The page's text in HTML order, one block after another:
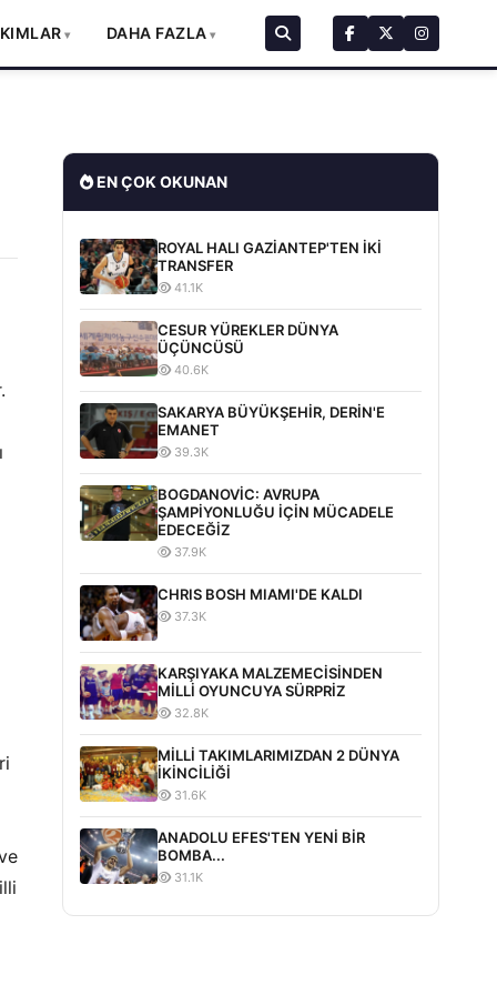
DAHA FAZLA
EN ÇOK OKUNAN
ROYAL HALI GAZİANTEP'TEN İKİ
TRANSFER
41.1K
CESUR YÜREKLER DÜNYA
ÜÇÜNCÜSÜ
40.6K
SAKARYA BÜYÜKŞEHİR, DERİN'E
EMANET
39.3K
BOGDANOVİC: AVRUPA
ŞAMPİYONLUĞU İÇİN MÜCADELE
EDECEĞİZ
37.9K
CHRIS BOSH MIAMI'DE KALDI
37.3K
KARŞIYAKA MALZEMECİSİNDEN
MİLLİ OYUNCUYA SÜRPRİZ
32.8K
MİLLİ TAKIMLARIMIZDAN 2 DÜNYA
İKİNCİLİĞİ
31.6K
ANADOLU EFES'TEN YENİ BİR
BOMBA...
31.1K